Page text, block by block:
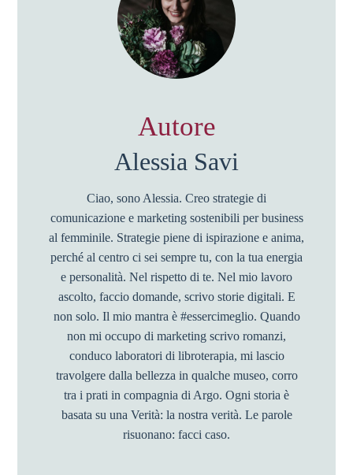
Autore
Alessia Savi
Ciao, sono Alessia. Creo strategie di
comunicazione e marketing sostenibili per business
al femminile. Strategie piene di ispirazione e anima,
perché al centro ci sei sempre tu, con la tua energia
e personalità. Nel rispetto di te. Nel mio lavoro
ascolto, faccio domande, scrivo storie digitali. E
non solo. Il mio mantra è #essercimeglio. Quando
non mi occupo di marketing scrivo romanzi,
conduco laboratori di libroterapia, mi lascio
travolgere dalla bellezza in qualche museo, corro
tra i prati in compagnia di Argo. Ogni storia è
basata su una Verità: la nostra verità. Le parole
risuonano: facci caso.